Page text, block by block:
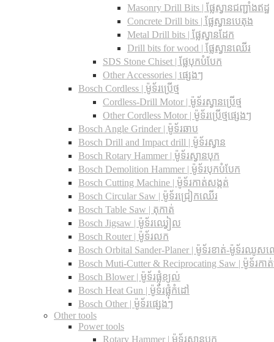
Masonry Drill Bits |​ ផ្លែស្វានជញ្ជាំងឥដ្ឋ
Concrete Drill bits |​ ផ្លែស្វានបេតុង
Metal Drill bits |​ ផ្លែស្វានដែក
Drill bits for wood |​ ផ្លែស្វានឈើរ
SDS Stone Chiset |​ ផ្លែបុកបំបែក
Other Accessories | ផ្សេងៗ
Bosch Cordless | ម៉ូទ័រប្រើថ្ម
Cordless-Drill Motor | ម៉ូទ័រស្វានប្រើថ្ម
Other Cordless Motor | ម៉ូទ័រប្រើថ្មផ្សេងៗ
Bosch Angle Grinder | ម៉ូទ័រឆាប
Bosch Drill and Impact drill | ម៉ូទ័រស្វាន
Bosch Rotary Hammer | ម៉ូទ័រស្វានបុក
Bosch Demolition Hammer | ម៉ូទ័របុកបំបែក
Bosch Cutting Machine | ម៉ូទ័រកាត់សង្កត់
Bosch Circular Saw | ម៉ូទ័រជ្រៀកឈើរ
Bosch Table Saw | តុកាត់
Bosch Jigsaw | ម៉ូទ័រឈ្វៀល
Bosch Router | ម៉ូទ័រលក
Bosch Orbital Sander-Planer​ | ម៉ូទ័រខាត់-ម៉ូទ័រឈូស
Bosch Muti-Cutter & Reciprocating Saw​ | ម៉ូទ័រកា
Bosch Blower | ម៉ូទ័រផ្លុំខ្យល់
Bosch Heat Gun | ម៉ូទ័រផ្លុំកំដៅ
Bosch Other | ម៉ូទ័រផ្សេងៗ
Other tools
Power tools
Rotary Hammer | ម៉ូទ័រស្វានបុក